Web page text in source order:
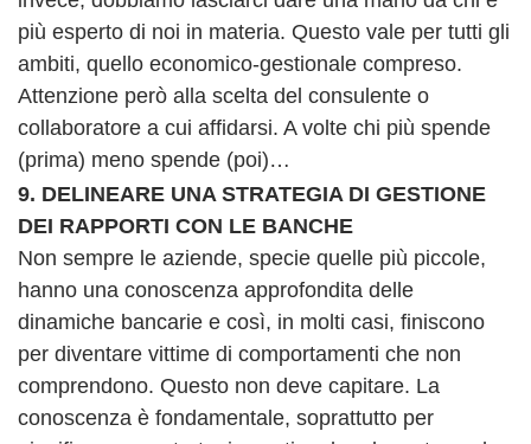
più esperto di noi in materia. Questo vale per tutti gli
ambiti, quello economico-gestionale compreso.
Attenzione però alla scelta del consulente o
collaboratore a cui affidarsi. A volte chi più spende
(prima) meno spende (poi)…
9. DELINEARE UNA STRATEGIA DI GESTIONE
DEI RAPPORTI CON LE BANCHE
Non sempre le aziende, specie quelle più piccole,
hanno una conoscenza approfondita delle
dinamiche bancarie e così, in molti casi, finiscono
per diventare vittime di comportamenti che non
comprendono. Questo non deve capitare. La
conoscenza è fondamentale, soprattutto per